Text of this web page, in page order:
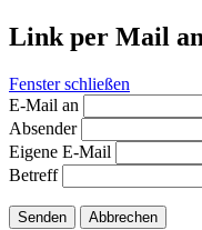
Link per Mail
Fenster schließen
E-Mail an
Absender
Eigene E-Mail
Betreff
Senden Abbrechen